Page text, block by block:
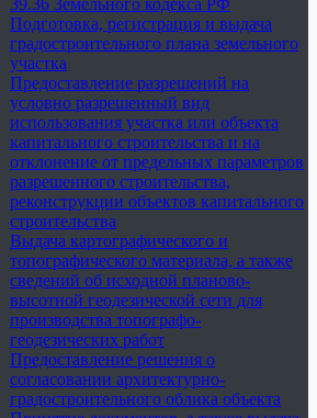
39.36 Земельного кодекса РФ
Подготовка, регистрация и выдача
градостроительного плана земельного
участка
Предоставление разрешений на
условно разрешенный вид
использования участка или объекта
капитального строительства и на
отклонение от предельных параметров
разрешенного строительства,
реконструкции объектов капитального
строительства
Выдача картографического и
топографического материала, а также
сведений об исходной планово-
высотной геодезической сети для
производства топографо-
геодезических работ
Предоставление решения о
согласовании архитектурно-
градостроительного облика объекта